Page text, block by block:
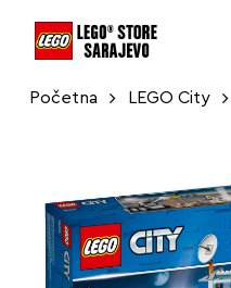
Početna LEGO City